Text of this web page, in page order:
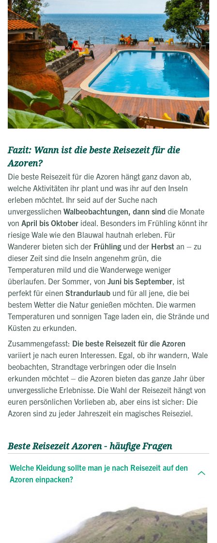
Fazit: Wann ist die beste Reisezeit für die
Azoren?
Die beste Reisezeit für die Azoren hängt ganz davon ab,
welche Aktivitäten ihr plant und was ihr auf den Inseln
erleben möchtet. Ihr seid auf der Suche nach
unvergesslichen Walbeobachtungen, dann sind die Monate
von April bis Oktober ideal. Besonders im Frühling könnt ihr
riesige Wale wie den Blauwal hautnah erleben. Für
Wanderer bieten sich der Frühling und der Herbst an – zu
dieser Zeit sind die Inseln angenehm grün, die
Temperaturen mild und die Wanderwege weniger
überlaufen. Der Sommer, von Juni bis September , ist
perfekt für einen Strandurlaub und für all jene, die bei
bestem Wetter die Natur genießen möchten. Die warmen
Temperaturen und sonnigen Tage laden ein, die Strände und
Küsten zu erkunden.
Zusammengefasst: Die beste Reisezeit für die Azoren
variiert je nach euren Interessen. Egal, ob ihr wandern, Wale
beobachten, Strandtage verbringen oder die Inseln
erkunden möchtet – die Azoren bieten das ganze Jahr über
unvergessliche Erlebnisse. Die Wahl der Reisezeit hängt von
euren persönlichen Vorlieben ab, aber eins ist sicher: Die
Azoren sind zu jeder Jahreszeit ein magisches Reiseziel.
Beste Reisezeit Azoren - häufige Fragen
Welche Kleidung sollte man je nach Reisezeit auf den
Azoren einpacken?